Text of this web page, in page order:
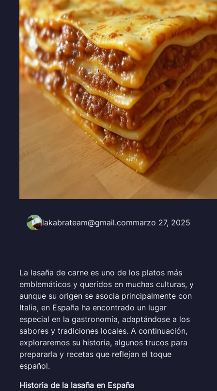
lakabrateam@gmail.commarzo 27, 2025
La lasaña de carne es uno de los platos más
emblemáticos y queridos en muchas culturas, y
aunque su origen se asocia principalmente con
Italia, en España ha encontrado un lugar
especial en la gastronomía, adaptándose a los
sabores y tradiciones locales. A continuación,
exploraremos su historia, algunos trucos para
prepararla y recetas que reflejan el toque
español.
Historia de la lasaña en España